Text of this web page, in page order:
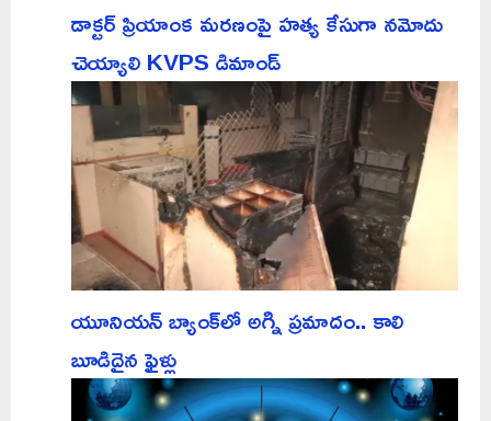
డాక్టర్ ప్రియాంక మరణంపై హత్య కేసుగా నమోదు
చెయ్యాలి KVPS డిమాండ్
యూనియన్ బ్యాంక్‌లో అగ్ని ప్రమాదం.. కాలి
బూడిదైన ఫైళ్లు